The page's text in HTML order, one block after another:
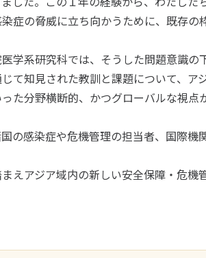
症の脅威に立ち向かうために、既存
学系研究科では、そうした問題意識
て知見された教訓と課題について、
た分野横断的、かつグローバルな視
の感染症や危機管理の担当者、国際
えアジア域内の新しい安全保障・危